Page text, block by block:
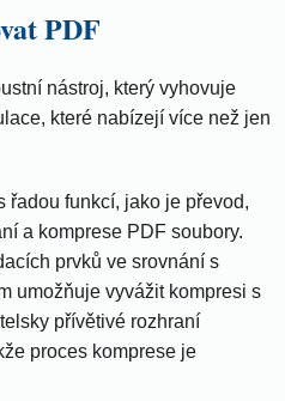
PDF
nástroj, který vyhovuje
které nabízejí více než jen
řadou funkcí, jako je převod,
a komprese PDF soubory.
prvků ve srovnání s
umožňuje vyvážit kompresi s
přívětivé rozhraní
proces komprese je